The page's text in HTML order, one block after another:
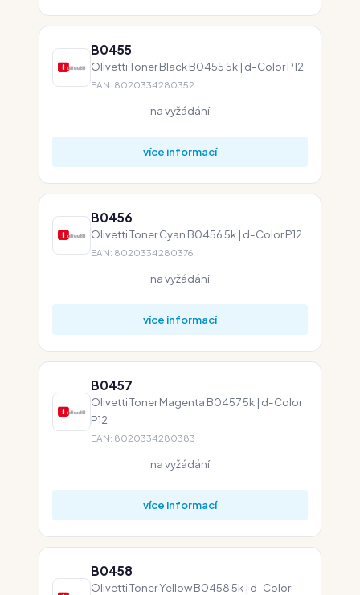
B0455
Olivetti Toner Black B0455 5k | d-Color P12
EAN: 8020334280352
na vyžádání
více informací
B0456
Olivetti Toner Cyan B0456 5k | d-Color P12
EAN: 8020334280376
na vyžádání
více informací
B0457
Olivetti Toner Magenta B0457 5k | d-Color
P12
EAN: 8020334280383
na vyžádání
více informací
B0458
Olivetti Toner Yellow B0458 5k | d-Color